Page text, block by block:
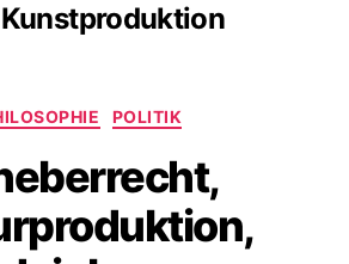
Kunstproduktion
Categories
POLITIK